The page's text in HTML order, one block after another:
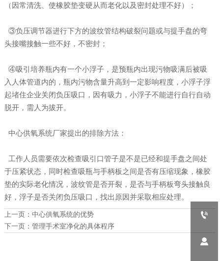
（因常清洗、使橡胶垫变硬从而老化以及密封处理不好）；
③负压调节器进行下方的波纹管结构破裂问题或与提手盘的弯
头接嘴接触一些不好，不密封；
④吸引培养瓶内有一个小浮子，是预瓶内出现污物吸满后被吸
入人体管道内的，瓶内污物含量升高到一定影响程度，小浮子浮
起堵住企业关闭负压吸口，因有吸力，小浮子不能进行自行自动
脱开，需人为拔开。
中心供氧系统厂家提出的排除方法：
工作人员需要依次检查吸引口管子是不是已经和提手盘之间处
于压紧状态，同时检查吸瓶与手柄板之间是否有压缩现象，橡胶
垫的实际老化情况，波纹管是否开裂，是否与手柄板弯头接触良
好，浮子是否关闭负压吸口，找出原因并采取相应处理。
上一页： 中心供氧系统的优势
下一页： 管理手术室净化的具体程序

